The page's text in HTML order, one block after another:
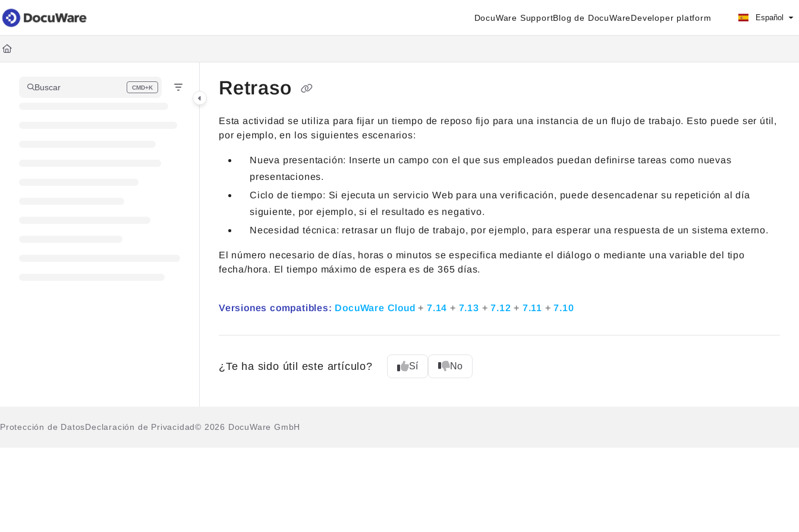
Documentation Index
Fetch the complete documentation index at:
Use this file to discover all available pages before exploring further.
DocuWare SupportBlog de DocuWareDeveloper platform Español
Buscar CMD+K
Press CMD+K to open search Retraso
Esta actividad se utiliza para fijar un tiempo de reposo fijo para una instancia de un flujo de trabajo. Esto puede ser útil,
por ejemplo, en los siguientes escenarios:
Nueva presentación: Inserte un campo con el que sus empleados puedan definirse tareas como nuevas
presentaciones.
Ciclo de tiempo: Si ejecuta un servicio Web para una verificación, puede desencadenar su repetición al día
siguiente, por ejemplo, si el resultado es negativo.
Necesidad técnica: retrasar un flujo de trabajo, por ejemplo, para esperar una respuesta de un sistema externo.
El número necesario de días, horas o minutos se especifica mediante el diálogo o mediante una variable del tipo
fecha/hora. El tiempo máximo de espera es de 365 días.
Versiones compatibles: DocuWare Cloud+7.14+ 7.13 +7.12+ 7.11 +7.10
¿Te ha sido útil este artículo? Sí No
Protección de DatosDeclaración de Privacidad© 2026 DocuWare GmbH